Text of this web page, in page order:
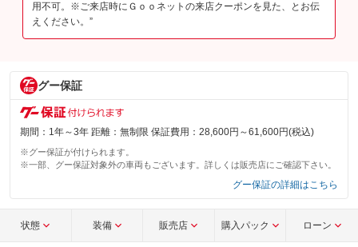
用不可。※ご来店時にＧｏｏネットの来店クーポンを見た、とお伝
えください。”
グー保証
期間：1年～3年 距離：無制限 保証費用：28,600円～61,600円(税込)
※グー保証が付けられます。
※一部、グー保証対象外の車両もございます。詳しくは販売店にご確認下さい。
グー保証の詳細はこちら
状態 装備 販売店 購入パック ローン